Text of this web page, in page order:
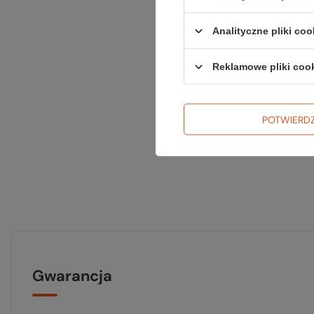
Gwarancja
Analityczne pliki
Reklamowe pliki